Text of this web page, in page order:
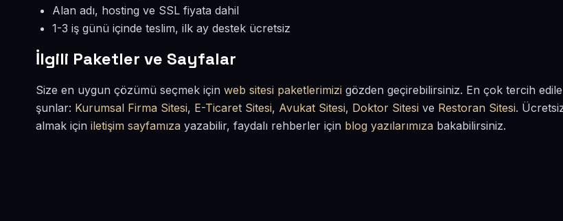
Alan adı, hosting ve SSL fiyata dahil
1-3 iş günü içinde teslim, ilk ay destek ücretsiz
İlgili Paketler ve Sayfalar
Size en uygun çözümü seçmek için web sitesi paketlerimizi gözden geçirebilirsiniz. En çok tercih
şunlar: Kurumsal Firma Sitesi, E-Ticaret Sitesi, Avukat Sitesi, Doktor Sitesi ve Restoran Sitesi.
almak için iletişim sayfamıza yazabilir, faydalı rehberler için blog yazılarımıza bakabilirsiniz.